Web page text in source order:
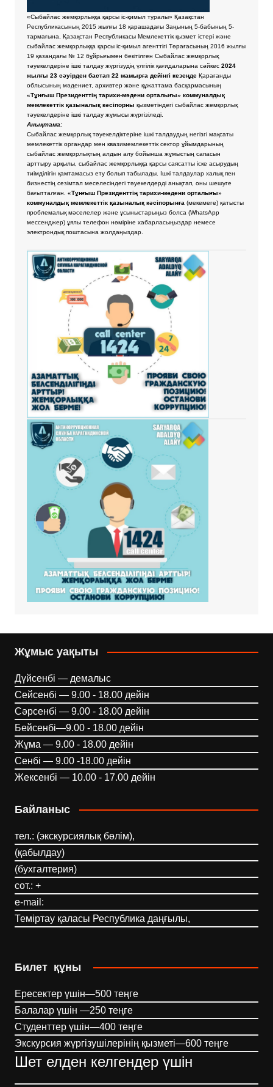
«Сыбайлас жемқорлыққа қарсы іс-қимыл туралы» Қазақстан
Республикасының 2015 жылғы 18 қарашадағы Заңының 5-бабының 5-
тармағына, Қазақстан Республикасы Мемлекеттік қызмет істері және
сыбайлас жемқорлыққа қарсы іс-қимыл агенттігі Төрағасының 2016 жылғы
19 қазандағы № 12 бұйрығымен бекітілген Сыбайлас жемқорлық
тәуекелдеріне ішкі талдау жүргізудің үлгілік қағидаларына сәйкес2024
жылғы 23 сәуірден бастап 22 мамырға дейінгі кезеңде Қарағанды
облысының мәдениет, архивтер және құжаттама басқармасының
«Тұнғыш Президенттің тарихи-мәдени орталығы» коммуналдық
мемлекеттік қазыналық кәсіпорны қызметіндегі сыбайлас жемқорлық
тәуекелдеріне ішкі талдау жұмысы жүргізіледі.
Анықтама:
Сыбайлас жемқорлық тәуекелдіктеріне ішкі талдаудың негізгі мақсаты
мемлекеттік органдар мен квазимемлекеттік сектор ұйымдарының
сыбайлас жемқорлықтың алдын алу бойынша жұмыстың сапасын
арттыру арқылы, сыбайлас жемқорлыққа қарсы саясатты іске асырудың
тиімділігін қамтамасыз ету болып табылады. Ішкі талдаулар халық пен
бизнестің сезімтал меселесіндегі тәуекелдерді анықтап, оны шешуге
бағытталған. «Тұнғыш Президенттің тарихи-мәдени орталығы»
коммуналдық мемлекеттік қазыналық кәсіпорынға(мекемеге) қатысты
проблемалық мәселелер және ұсыныстарыңыз болса (WhatsApp
мессенджер) ұялы телефон нөміріне хабарласыңыздар немесе
электрондық поштасына жолдаңыздар.
Жұмыс уақыты
Дүйсенбі — демалыс
Сейсенбі — 9.00 - 18.00 дейін
Сәрсенбі — 9.00 - 18.00 дейін
Бейсенбі—9.00 - 18.00 дейін
Жұма — 9.00 - 18.00 дейін
Сенбі — 9.00 -18.00 дейін
Жексенбі — 10.00 - 17.00 дейін
Байланыс
тел.: (экскурсиялық бөлім),
(қабылдау)
(бухгалтерия)
сот.: +
e-mail:
Теміртау қаласы Республика даңғылы,
Билет құны
Ересектер үшін—500 теңге
Балалар үшін —250 теңге
Студенттер үшін—400 теңге
Экскурсия жүргізушілерінің қызметі—600 теңге
Шет елден келгендер үшін